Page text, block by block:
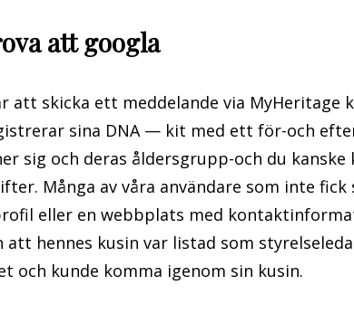
att googla
att skicka ett meddelande via MyHeritage
sina DNA — kit med ett för-och
sig och deras åldersgrupp-och du
Många av våra användare som inte
eller en webbplats med
att hennes kusin var listad som
och kunde komma igenom sin kusin.